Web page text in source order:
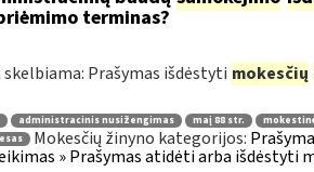
terminas?
Prašymas išdėstyti mokesčių
administracinis nusižengimas maį 88 str.
Mokesčių žinyno kategorijos:
» Prašymas atidėti arba išdėstyti